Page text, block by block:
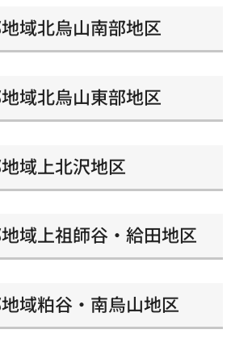
域北烏山南部地区
域北烏山東部地区
域上北沢地区
域上祖師谷・給田地区
域粕谷・南烏山地区